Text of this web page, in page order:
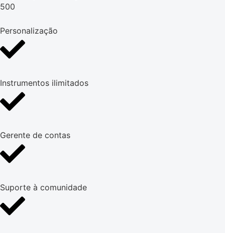
500
Personalização
Instrumentos ilimitados
Gerente de contas
Suporte à comunidade